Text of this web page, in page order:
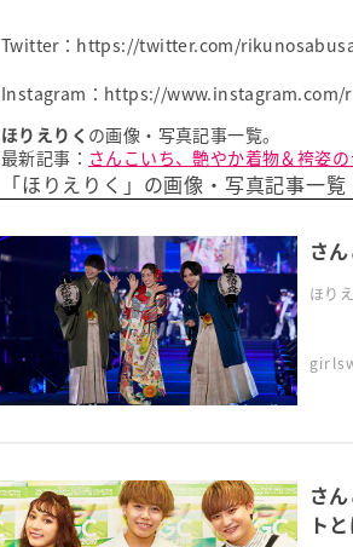
Twitter： https://twitter.com/
Instagram： https://
ほりえりく の画像・写真記事一覧。
最新記事： さんこいち、艶やか着物＆袴姿
「ほりえりく」の画像・写真記事一
さ
ほり
さ
ト